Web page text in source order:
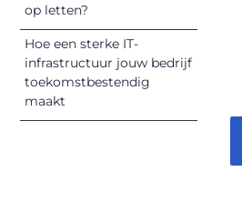
op letten?
Hoe een sterke IT-
infrastructuur jouw bedrijf
toekomstbestendig
maakt